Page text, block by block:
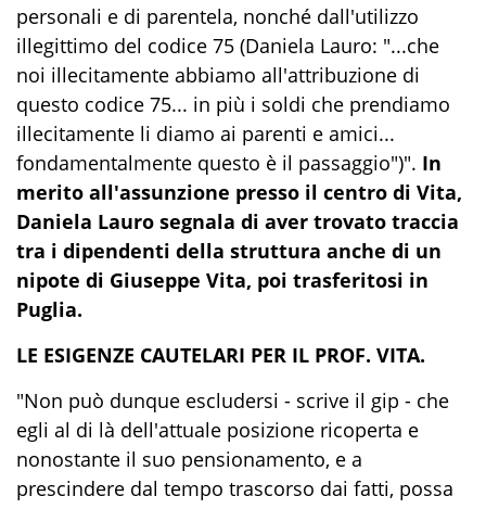
personali e di parentela, nonché dall'utilizzo
illegittimo del codice 75 (Daniela Lauro: "...che
noi illecitamente abbiamo all'attribuzione di
questo codice 75... in più i soldi che prendiamo
illecitamente li diamo ai parenti e amici...
fondamentalmente questo è il passaggio")". In
merito all'assunzione presso il centro di Vita,
Daniela Lauro segnala di aver trovato traccia
tra i dipendenti della struttura anche di un
nipote di Giuseppe Vita, poi trasferitosi in
Puglia.
LE ESIGENZE CAUTELARI PER IL PROF. VITA.
"Non può dunque escludersi - scrive il gip - che
egli al di là dell'attuale posizione ricoperta e
nonostante il suo pensionamento, e a
prescindere dal tempo trascorso dai fatti, possa